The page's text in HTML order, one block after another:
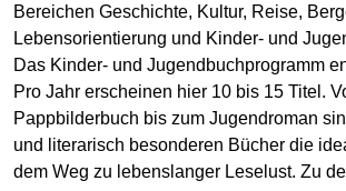
Bereichen Geschichte, Kultur, Reise,
Lebensorientierung und Kinder- und
Das Kinder- und Jugendbuchprogramm
Pro Jahr erscheinen hier 10 bis 15 Titel.
Pappbilderbuch bis zum Jugendroman
und literarisch besonderen Bücher die
dem Weg zu lebenslanger Leselust. Zu